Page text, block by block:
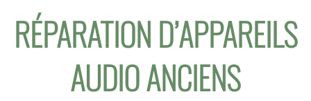
RÉPARATION D’APPAREILS
AUDIO ANCIENS